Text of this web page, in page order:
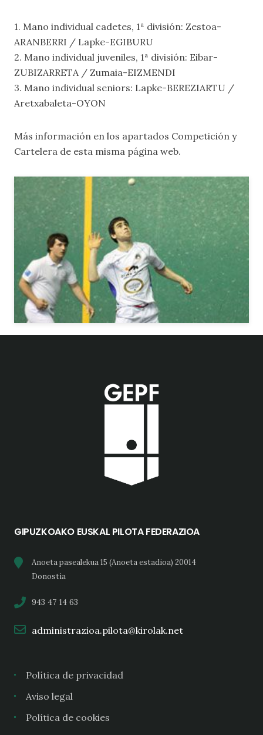
1. Mano individual cadetes, 1ª división: Zestoa-
ARANBERRI / Lapke-EGIBURU
2. Mano individual juveniles, 1ª división: Eibar-
ZUBIZARRETA / Zumaia-EIZMENDI
3. Mano individual seniors: Lapke-BEREZIARTU /
Aretxabaleta-OYON
Más información en los apartados Competición y
Cartelera de esta misma página web.
GIPUZKOAKO EUSKAL PILOTA FEDERAZIOA
Anoeta pasealekua 15 (Anoeta estadioa) 20014
Donostia
943 47 14 63
administrazioa.pilota@kirolak.net
Política de privacidad
Aviso legal
Política de cookies